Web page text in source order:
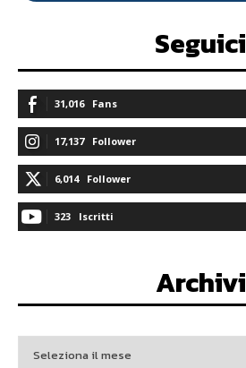
Seguici
31,016 Fans
17,137 Follower
6,014 Follower
323 Iscritti
Archivi